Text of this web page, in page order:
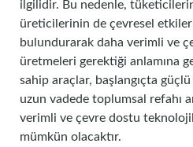
ilgilidir. Bu nedenle,
üreticilerinin de çevresel
bulundurarak daha verimli ve
üretmeleri gerektiği anlamına
sahip araçlar, başlangıçta
uzun vadede toplumsal refahı
verimli ve çevre dostu
mümkün olacaktır.